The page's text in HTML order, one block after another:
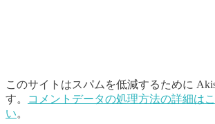
このサイトはスパムを低減するために
す。
コメントデータの処理方法の詳細は
い。